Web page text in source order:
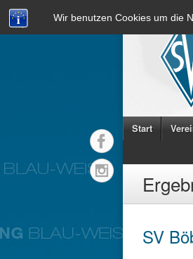
Wir benutzen Cookies um die
Start
SV